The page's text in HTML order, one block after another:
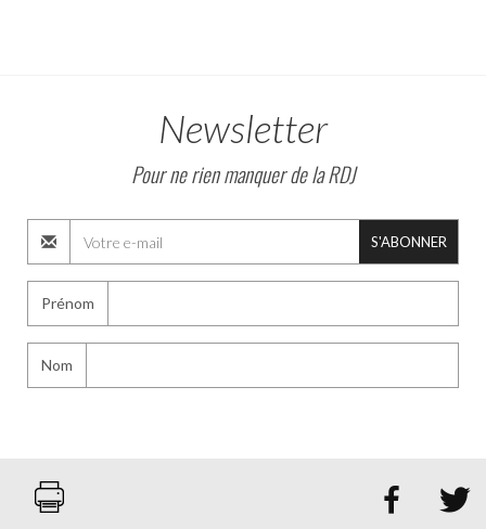
Newsletter
Pour ne rien manquer de la RDJ
S'ABONNER
Prénom
Nom
 